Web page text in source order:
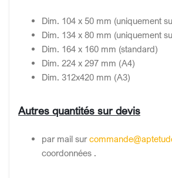
Dim. 104 x 50 mm (uniquement
Dim. 134 x 80 mm (uniquement
Dim. 164 x 160 mm (standard)
Dim. 224 x 297 mm (A4)
Dim. 312x420 mm (A3)
Autres quantités sur devis
par mail sur
coordonnées .